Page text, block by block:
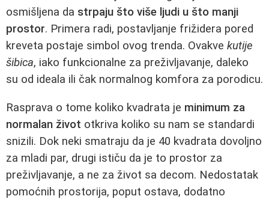
osmišljena da strpaju što više ljudi u što manji
prostor. Primera radi, postavljanje frižidera pored
kreveta postaje simbol ovog trenda. Ovakve kutije
šibica, iako funkcionalne za preživljavanje, daleko
su od ideala ili čak normalnog komfora za porodicu.
Rasprava o tome koliko kvadrata je minimum za
normalan život otkriva koliko su nam se standardi
snizili. Dok neki smatraju da je 40 kvadrata dovoljno
za mladi par, drugi ističu da je to prostor za
preživljavanje, a ne za život sa decom. Nedostatak
pomoćnih prostorija, poput ostava, dodatno